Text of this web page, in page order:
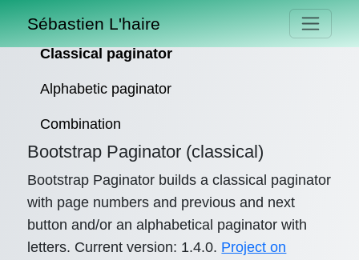
Sébastien L'haire
Classical paginator
Alphabetic paginator
Combination
Bootstrap Paginator (classical)
Bootstrap Paginator builds a classical paginator
with page numbers and previous and next
button and/or an alphabetical paginator with
letters. Current version: 1.4.0. Project on